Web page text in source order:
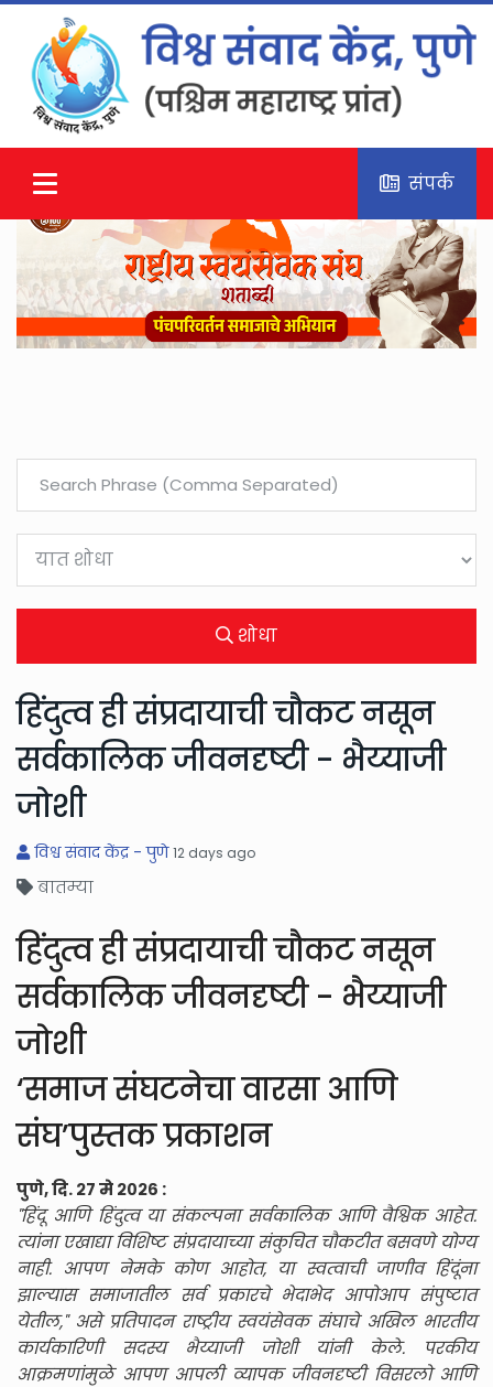
संपर्क
शोधा
हिंदुत्व ही संप्रदायाची चौकट नसून
सर्वकालिक जीवनदृष्टी - भैय्याजी
जोशी
विश्व संवाद केंद्र - पुणे 12 days ago
बातम्या
हिंदुत्व ही संप्रदायाची चौकट नसून
सर्वकालिक जीवनदृष्टी - भैय्याजी
जोशी
‘समाज संघटनेचा वारसा आणि
संघ’पुस्तक प्रकाशन
पुणे, दि. २७ मे २०२६ :
"हिंदू आणि हिंदुत्व या संकल्पना सर्वकालिक आणि वैश्विक आहेत.
त्यांना एखाद्या विशिष्ट संप्रदायाच्या संकुचित चौकटीत बसवणे योग्य
नाही. आपण नेमके कोण आहोत, या स्वत्वाची जाणीव हिंदूंना
झाल्यास समाजातील सर्व प्रकारचे भेदाभेद आपोआप संपुष्टात
येतील," असे प्रतिपादन राष्ट्रीय स्वयंसेवक संघाचे अखिल भारतीय
कार्यकारिणी सदस्य भैय्याजी जोशी यांनी केले. परकीय
आक्रमणांमुळे आपण आपली व्यापक जीवनदृष्टी विसरलो आणि